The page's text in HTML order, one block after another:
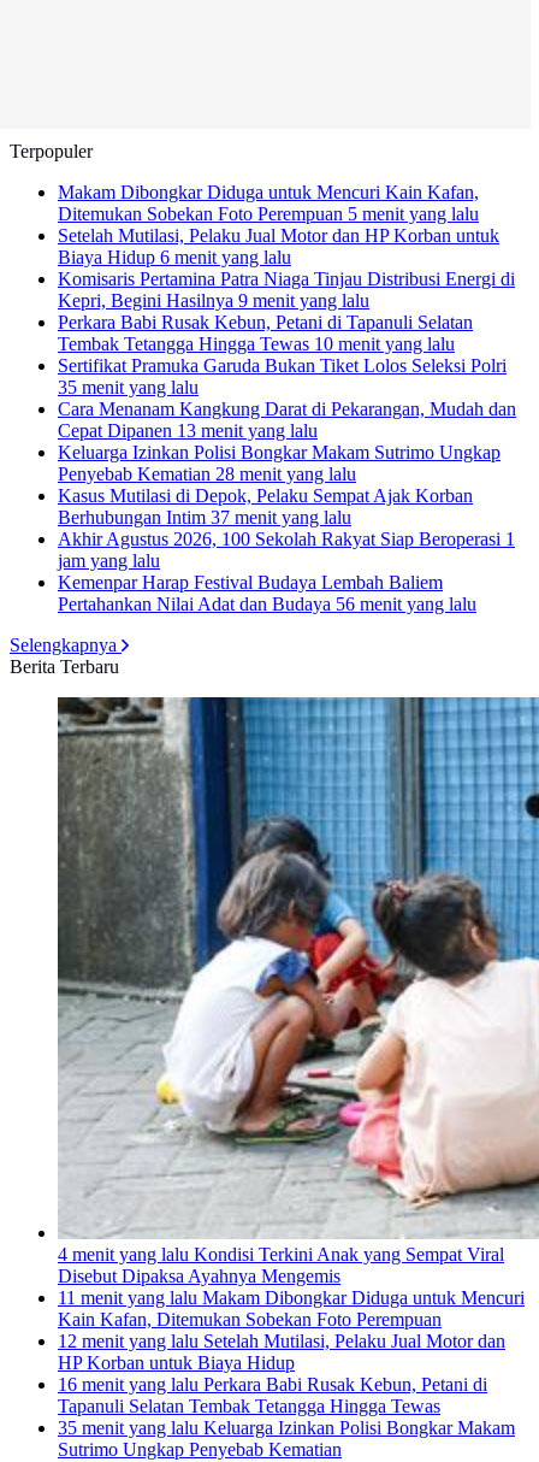
Terpopuler
Makam Dibongkar Diduga untuk Mencuri Kain Kafan,
Ditemukan Sobekan Foto Perempuan 5 menit yang lalu
Setelah Mutilasi, Pelaku Jual Motor dan HP Korban untuk
Biaya Hidup 6 menit yang lalu
Komisaris Pertamina Patra Niaga Tinjau Distribusi Energi di
Kepri, Begini Hasilnya 9 menit yang lalu
Perkara Babi Rusak Kebun, Petani di Tapanuli Selatan
Tembak Tetangga Hingga Tewas 10 menit yang lalu
Sertifikat Pramuka Garuda Bukan Tiket Lolos Seleksi Polri
35 menit yang lalu
Cara Menanam Kangkung Darat di Pekarangan, Mudah dan
Cepat Dipanen 13 menit yang lalu
Keluarga Izinkan Polisi Bongkar Makam Sutrimo Ungkap
Penyebab Kematian 28 menit yang lalu
Kasus Mutilasi di Depok, Pelaku Sempat Ajak Korban
Berhubungan Intim 37 menit yang lalu
Akhir Agustus 2026, 100 Sekolah Rakyat Siap Beroperasi 1
jam yang lalu
Kemenpar Harap Festival Budaya Lembah Baliem
Pertahankan Nilai Adat dan Budaya 56 menit yang lalu
Selengkapnya
Berita Terbaru
4 menit yang lalu Kondisi Terkini Anak yang Sempat Viral
Disebut Dipaksa Ayahnya Mengemis
11 menit yang lalu Makam Dibongkar Diduga untuk Mencuri
Kain Kafan, Ditemukan Sobekan Foto Perempuan
12 menit yang lalu Setelah Mutilasi, Pelaku Jual Motor dan
HP Korban untuk Biaya Hidup
16 menit yang lalu Perkara Babi Rusak Kebun, Petani di
Tapanuli Selatan Tembak Tetangga Hingga Tewas
35 menit yang lalu Keluarga Izinkan Polisi Bongkar Makam
Sutrimo Ungkap Penyebab Kematian